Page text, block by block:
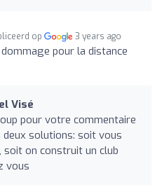
op 3 years ago
pour la distance
Visé
pour votre commentaire
deux solutions: soit vous
soit on construit un club
vous